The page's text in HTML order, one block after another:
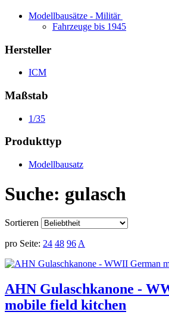
Modellbausätze - Militär
Fahrzeuge bis 1945
Hersteller
ICM
Maßstab
1/35
Produkttyp
Modellbausatz
Suche: gulasch
Sortieren
pro Seite: 24 48 96 A
AHN Gulaschkanone -
mobile field kitchen